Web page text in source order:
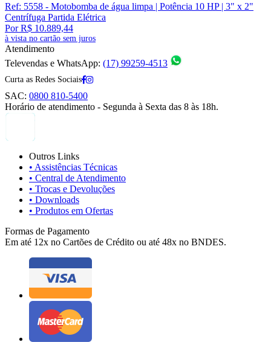
Ref: 5558 - Motobomba de água limpa | Potência 10 HP | 3" x 2"
Centrífuga Partida Elétrica
Por R$ 10.889,44
à vista no cartão sem juros
Atendimento
Televendas e WhatsApp: (17) 99259-4513
Curta as Redes Sociais
SAC: 0800 810-5400
Horário de atendimento - Segunda à Sexta das 8 às 18h.
Outros Links
• Assistências Técnicas
• Central de Atendimento
• Trocas e Devoluções
• Downloads
• Produtos em Ofertas
Formas de Pagamento
Em até 12x no Cartões de Crédito ou até 48x no BNDES.